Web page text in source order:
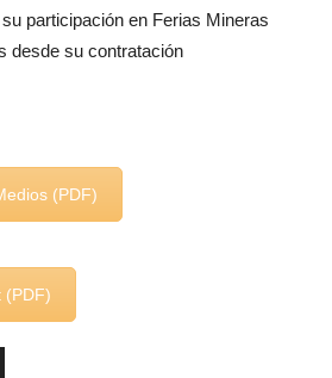
participación en Ferias Mineras
desde su contratación
(PDF)
(PDF)